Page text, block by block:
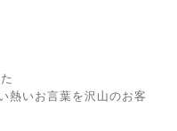
熱いお言葉を沢山のお客